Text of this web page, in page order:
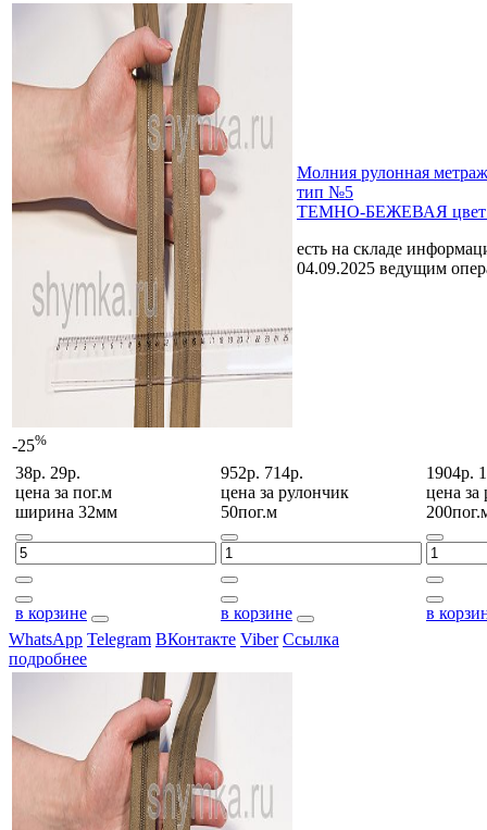
-25%
Молния рулонная
тип №5
ТЕМНО-БЕЖЕВАЯ цвет
есть на складе
04.09.2025 ведущим
38р. 29р.
цена за пог.м
ширина 32мм
в корзине
952р. 714р.
цена за рулончик
50пог.м
в корзине
1904р.
цена за
в
WhatsApp Telegram ВКонтакте Viber Ссылка
подробнее